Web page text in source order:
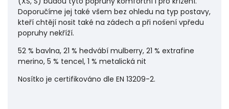
Doporučíme jej také všem bez ohledu na typ postavy,
kteří chtějí nosit také na zádech a při nošení vpředu
popruhy nekříží.
52 % bavlna, 21 % hedvábí mulberry, 21 % extrafine
merino, 5 % tencel, 1 % metalická nit
Nosítko je certifikováno dle EN 13209-2.